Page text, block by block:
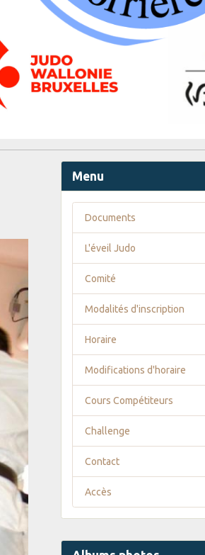
Menu
Documents
L'éveil Judo
Comité
Modalités d'inscription
Horaire
Modifications d'horaire
Cours Compétiteurs
Challenge
Contact
Accès